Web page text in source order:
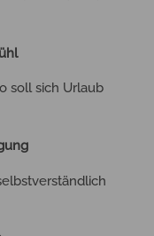
soll sich Urlaub